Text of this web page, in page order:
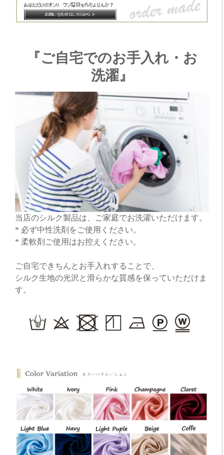
『ご自宅でのお手入れ・お
洗濯』
当店のシルク製品は、ご家庭でお洗濯いただけます。
* 必ず中性洗剤をご使用ください。
* 柔軟剤ご使用はお控えください。
ご自宅できちんとお手入れすることで、
シルク生地の光沢と滑らかな質感を保っていただけま
す。